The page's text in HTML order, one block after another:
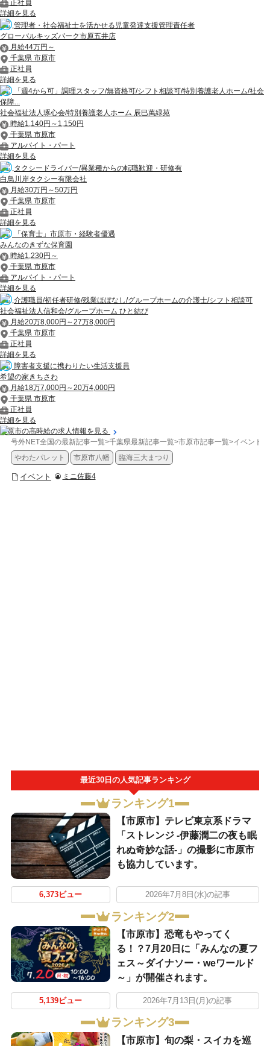
正社員
詳細を見る
管理者・社会福祉士を活かせる児童発達支援管理責任者
グローバルキッズパーク市原五井店
月給44万円～
千葉県 市原市
正社員
詳細を見る
「週4から可」調理スタッフ/無資格可/シフト相談可/特別養護老人ホーム/社会
保障...
社会福祉法人琢心会/特別養護老人ホーム 辰巳萬緑苑
時給1,140円～1,150円
千葉県 市原市
アルバイト・パート
詳細を見る
タクシードライバー/異業種からの転職歓迎・研修有
白鳥川岸タクシー有限会社
月給30万円～50万円
千葉県 市原市
正社員
詳細を見る
「保育士」市原市・経験者優遇
みんなのきずな保育園
時給1,230円～
千葉県 市原市
アルバイト・パート
詳細を見る
介護職員/初任者研修/残業ほぼなし/グループホームの介護士/シフト相談可
社会福祉法人信和会/グループホーム ひと結び
月給20万8,000円～27万8,000円
千葉県 市原市
正社員
詳細を見る
障害者支援に携わりたい生活支援員
希望の家きちさわ
月給18万7,000円～20万4,000円
千葉県 市原市
正社員
詳細を見る
市原市の高時給の求人情報を見る
号外NET全国の最新記事一覧>千葉県最新記事一覧>市原市記事一覧>イベント
やわたパレット
市原市八幡 臨海三大まつり
イベント ミニ佐藤4
最近30日の人気記事ランキング
ランキング1
【市原市】テレビ東京系ドラマ
「ストレンジ -伊藤潤二の夜も眠
れぬ奇妙な話-」の撮影に市原市
も協力しています。
6,373ビュー 2026年7月8日(水)の記事
ランキング2
【市原市】恐竜もやってく
る！？7月20日に「みんなの夏フ
ェス～ダイナソー・weワールド
～」が開催されます。
5,139ビュー 2026年7月13日(月)の記事
ランキング3
【市原市】旬の梨・スイカを巡